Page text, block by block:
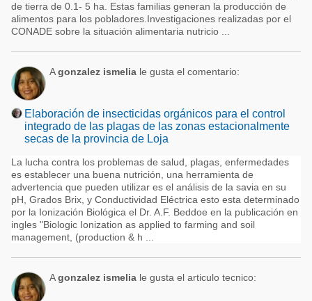
de tierra de 0.1- 5 ha. Estas familias generan la producción de
alimentos para los pobladores.Investigaciones realizadas por el
CONADE sobre la situación alimentaria nutricio ...
Agonzalez ismelia le gusta el comentario:
Elaboración de insecticidas orgánicos para el control
integrado de las plagas de las zonas estacionalmente
secas de la provincia de Loja
La lucha contra los problemas de salud, plagas, enfermedades
es establecer una buena nutrición, una herramienta de
advertencia que pueden utilizar es el análisis de la savia en su
pH, Grados Brix, y Conductividad Eléctrica esto esta determinado
por la Ionización Biológica el Dr. A.F. Beddoe en la publicación en
ingles "Biologic Ionization as applied to farming and soil
management, (production & h ...
Agonzalez ismelia le gusta el articulo tecnico: